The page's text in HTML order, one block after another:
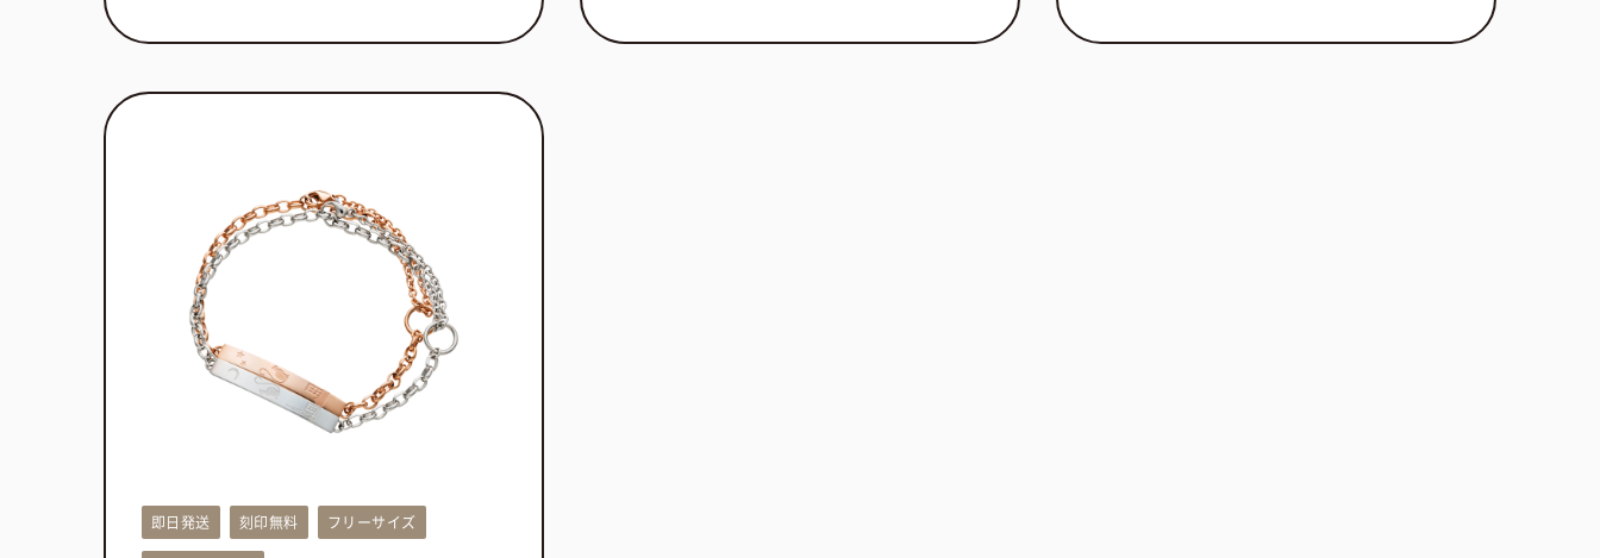
即日発送 刻印無料 フリーサイズ